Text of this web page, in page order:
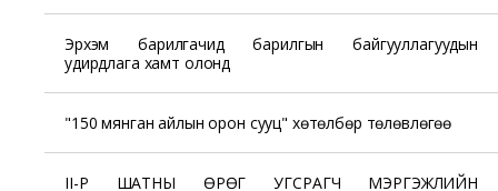
Эрхэм барилгачид барилгын байгууллагуудын
удирдлага хамт олонд
"150 мянган айлын орон сууц" хөтөлбөр төлөвлөгөө
II-Р ШАТНЫ ӨРӨГ УГСРАГЧ МЭРГЭЖЛИЙН